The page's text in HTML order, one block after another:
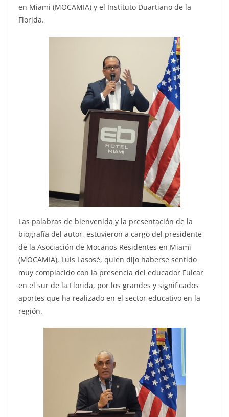
en Miami (MOCAMIA) y el Instituto Duartiano de la
Florida.
Las palabras de bienvenida y la presentación de la
biografía del autor, estuvieron a cargo del presidente
de la Asociación de Mocanos Residentes en Miami
(MOCAMIA), Luis Lasosé, quien dijo haberse sentido
muy complacido con la presencia del educador Fulcar
en el sur de la Florida, por los grandes y significados
aportes que ha realizado en el sector educativo en la
región.